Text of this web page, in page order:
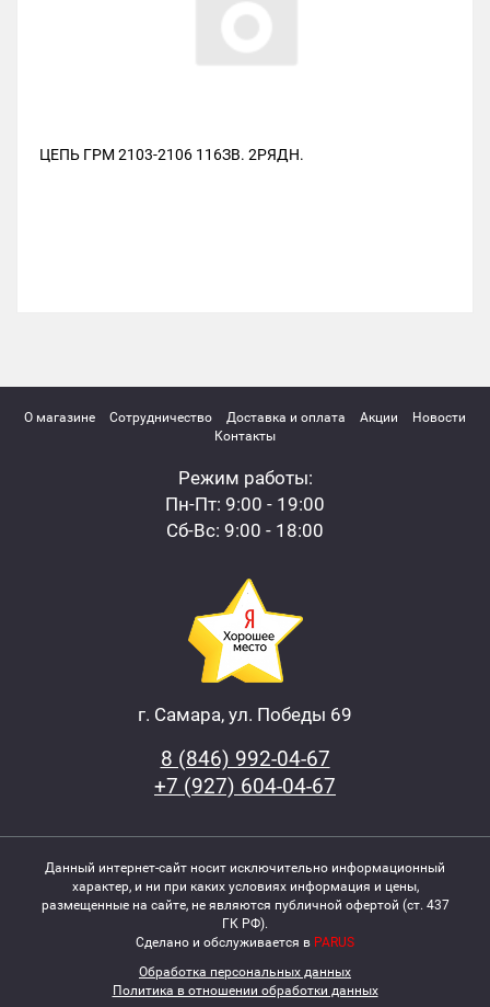
ЦЕПЬ ГРМ 2103-2106 116ЗВ. 2РЯДН.
О магазине Сотрудничество Доставка и оплата Акции
Новости
Контакты
Режим работы:
Пн-Пт: 9:00 - 19:00
Сб-Вс: 9:00 - 18:00
г. Самара, ул. Победы 69
8 (846) 992-04-67
+7 (927) 604-04-67
Данный интернет-сайт носит исключительно информационный
характер, и ни при каких условиях информация и цены,
размещенные на сайте, не являются публичной офертой (ст. 437
ГК РФ).
Сделано и обслуживается в PARUS
Обработка персональных данных
Политика в отношении обработки данных